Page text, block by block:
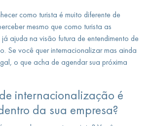
como turista é muito diferente de
mesmo que como turista as
já ajuda na visão futura de entendimento de
Se você quer internacionalizar mas ainda
o que acha de agendar sua próxima
internacionalização é
da sua empresa?